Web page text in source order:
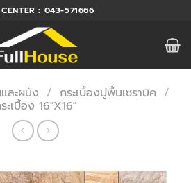
: 043-571666
ละผนัง / กระเบื้องปูพื้นเซรามิค /
ะเบื้อง 16"X16"